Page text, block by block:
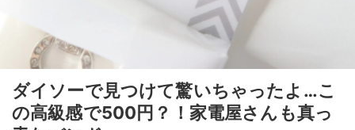
ダイソーで見つけて驚いちゃったよ…こ
の高級感で500円？！家電屋さんも真っ